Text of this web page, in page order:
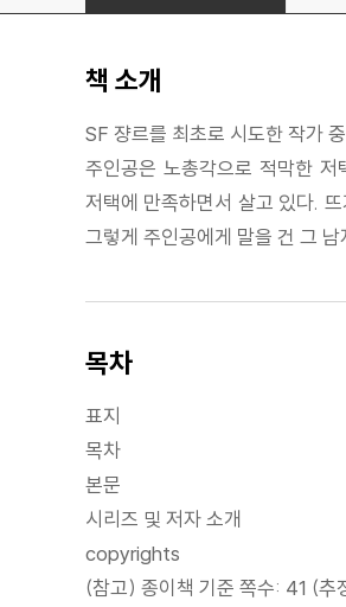
책 소개
SF 쟝르를 최초로 시도한 작가
주인공은 노총각으로 적막한
저택에 만족하면서 살고 있다.
그렇게 주인공에게 말을 건 그
목차
표지
목차
본문
시리즈 및 저자 소개
copyrights
(참고) 종이책 기준 쪽수: 41 (추